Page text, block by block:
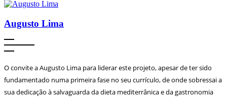
Augusto Lima
O convite a Augusto Lima para liderar este projeto, apesar de ter sido
fundamentado numa primeira fase no seu currículo, de onde sobressai a
sua dedicação à salvaguarda da dieta mediterrânica e da gastronomia